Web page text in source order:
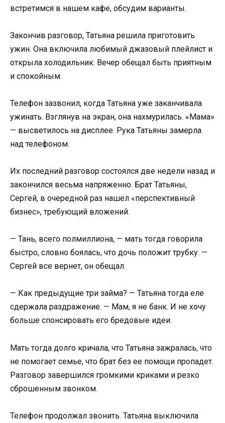
встретимся в нашем кафе, обсудим варианты.
Закончив разговор, Татьяна решила приготовить
ужин. Она включила любимый джазовый плейлист и
открыла холодильник. Вечер обещал быть приятным
и спокойным.
Телефон зазвонил, когда Татьяна уже заканчивала
ужинать. Взглянув на экран, она нахмурилась. «Мама»
— высветилось на дисплее. Рука Татьяны замерла
над телефоном.
Их последний разговор состоялся две недели назад и
закончился весьма напряженно. Брат Татьяны,
Сергей, в очередной раз нашел «перспективный
бизнес», требующий вложений.
— Тань, всего полмиллиона, — мать тогда говорила
быстро, словно боялась, что дочь положит трубку. —
Сергей все вернет, он обещал.
— Как предыдущие три займа? — Татьяна тогда еле
сдержала раздражение. — Мам, я не банк. И не хочу
больше спонсировать его бредовые идеи.
Мать тогда долго кричала, что Татьяна зажралась, что
не помогает семье, что брат без ее помощи пропадет.
Разговор завершился громкими криками и резко
сброшенным звонком.
Телефон продолжал звонить. Татьяна выключила